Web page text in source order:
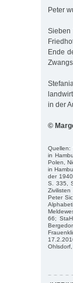
Peter
Sieben
Ende
in der
©
Quellen:
in
Polen,
in
der
S. 335,
Peter
66;